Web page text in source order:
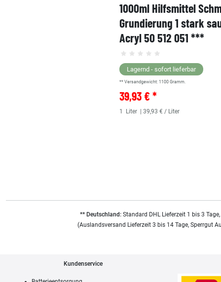
1000ml Hilfsmittel
Grundierung 1 stark
Acryl 50 512 051 ***
Lagernd - sofort lieferbar
** Versandgewicht: 1100 Gramm.
39,93 € *
1 Liter | 39,93 € / Liter
** Deutschland:Standard DHL Lieferzeit 1 bis 3
(Auslandsversand Lieferzeit 3 bis 14 Tage, Sperrgut
Kundenservice